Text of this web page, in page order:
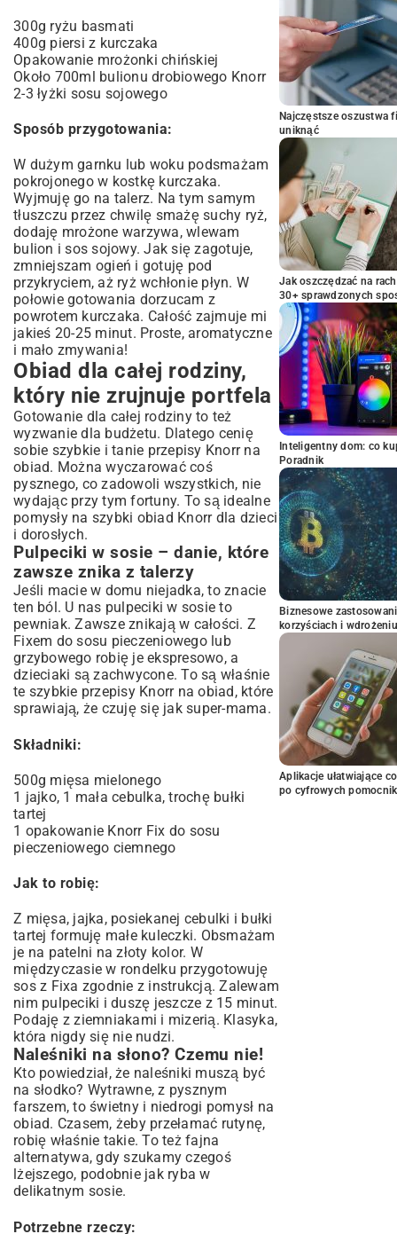
300g ryżu basmati
400g piersi z kurczaka
Opakowanie mrożonki chińskiej
Około 700ml bulionu drobiowego Knorr
2-3 łyżki sosu sojowego
Sposób przygotowania:
W dużym garnku lub woku podsmażam
pokrojonego w kostkę kurczaka.
Wyjmuję go na talerz. Na tym samym
tłuszczu przez chwilę smażę suchy ryż,
dodaję mrożone warzywa, wlewam
bulion i sos sojowy. Jak się zagotuje,
zmniejszam ogień i gotuję pod
przykryciem, aż ryż wchłonie płyn. W
połowie gotowania dorzucam z
powrotem kurczaka. Całość zajmuje mi
jakieś 20-25 minut. Proste, aromatyczne
i mało zmywania!
Obiad dla całej rodziny,
który nie zrujnuje portfela
Gotowanie dla całej rodziny to też
wyzwanie dla budżetu. Dlatego cenię
sobie szybkie i tanie przepisy Knorr na
obiad. Można wyczarować coś
pysznego, co zadowoli wszystkich, nie
wydając przy tym fortuny. To są idealne
pomysły na szybki obiad Knorr dla dzieci
i dorosłych.
Pulpeciki w sosie – danie, które
zawsze znika z talerzy
Jeśli macie w domu niejadka, to znacie
ten ból. U nas pulpeciki w sosie to
pewniak. Zawsze znikają w całości. Z
Fixem do sosu pieczeniowego lub
grzybowego robię je ekspresowo, a
dzieciaki są zachwycone. To są właśnie
te szybkie przepisy Knorr na obiad, które
sprawiają, że czuję się jak super-mama.
Składniki:
500g mięsa mielonego
1 jajko, 1 mała cebulka, trochę bułki
tartej
1 opakowanie Knorr Fix do sosu
pieczeniowego ciemnego
Jak to robię:
Z mięsa, jajka, posiekanej cebulki i bułki
tartej formuję małe kuleczki. Obsmażam
je na patelni na złoty kolor. W
międzyczasie w rondelku przygotowuję
sos z Fixa zgodnie z instrukcją. Zalewam
nim pulpeciki i duszę jeszcze z 15 minut.
Podaję z ziemniakami i mizerią. Klasyka,
która nigdy się nie nudzi.
Naleśniki na słono? Czemu nie!
Kto powiedział, że naleśniki muszą być
na słodko? Wytrawne, z pysznym
farszem, to świetny i niedrogi pomysł na
obiad. Czasem, żeby przełamać rutynę,
robię właśnie takie. To też fajna
alternatywa, gdy szukamy czegoś
lżejszego, podobnie jak ryba w
delikatnym sosie.
Potrzebne rzeczy:
Najczęstsze oszustwa
uniknąć
Jak oszczędzać na
30+ sprawdzonych
Inteligentny dom: co
Poradnik
Biznesowe
korzyściach i wdrożeniu
Aplikacje ułatwiające
po cyfrowych